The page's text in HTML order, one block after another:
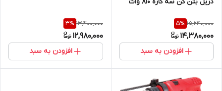
15,240,000
5%
14,380,000
افزودن به سبد
13,400,000
3%
12,980,000
افزودن به سبد